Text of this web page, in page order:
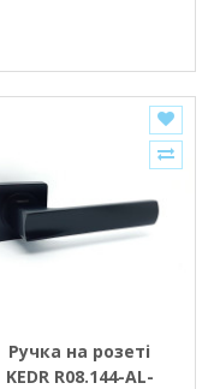
Ручка на розеті
KEDR R08.144-AL-